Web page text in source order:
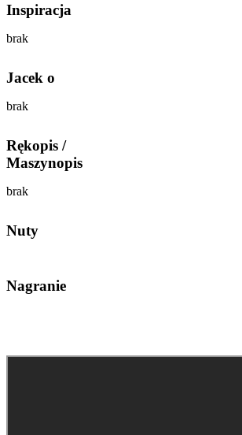
Inspiracja
brak
Jacek o
brak
Rękopis /
Maszynopis
brak
Nuty
Nagranie